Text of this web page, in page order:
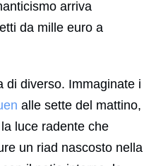
arriva
da mille euro a
di diverso. Immaginate i
alle sette del mattino,
luce radente che
un riad nascosto nella